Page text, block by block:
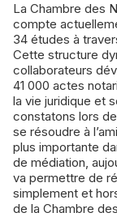
La Chambre des
compte
34 études à
Cette structure
collaborateurs
41 000 actes
la vie juridique et
constatons lors
se résoudre à
plus importante
de médiation,
va permettre de
simplement et
de la Chambre